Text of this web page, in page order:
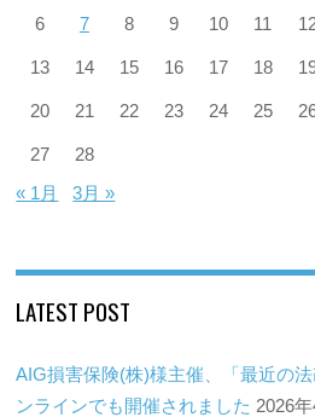
6 7 8 9 10 11
13 14 15 16 17 18
20 21 22 23 24 25
27
28
« 1月
3月 »
LATEST POST
AIG損害保険(株)様主催、「最近の
ンラインでも開催されました 2026